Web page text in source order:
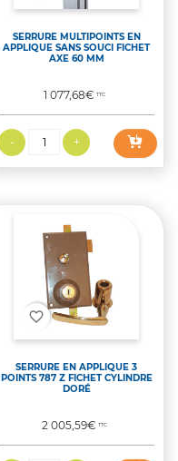
SERRURE MULTIPOINTS EN
APPLIQUE SANS SOUCI FICHET
AXE 60 MM
Prix
1 077,68€TTC
favorite_border
SERRURE EN APPLIQUE 3
POINTS 787 Z FICHET CYLINDRE
DORÉ
Prix
2 005,59€TTC